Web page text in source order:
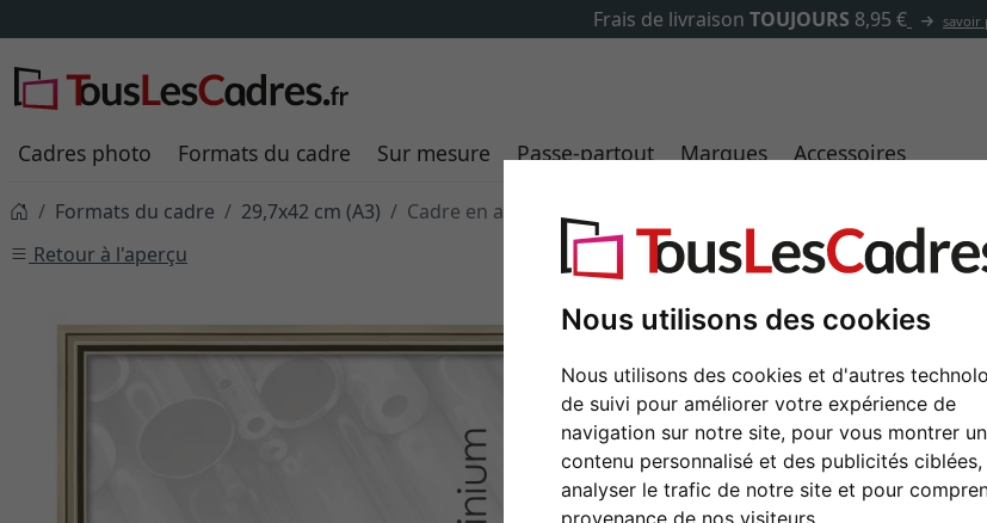
Nous utilisons des cookies
Nous utilisons des cookies et d'autres
de suivi pour améliorer votre expérience de
navigation sur notre site, pour vous montrer un
contenu personnalisé et des publicités
analyser le trafic de notre site et pour
✓500 000 articles au choix
Cadres photo Formats du cadre Sur mesure Passe-partout Marques Accessoires
Formats du cadre 29,7x42 cm (A3)
Cadre en aluminium profil 71
Retour à l'aperçu
Cadre en
format
couleur